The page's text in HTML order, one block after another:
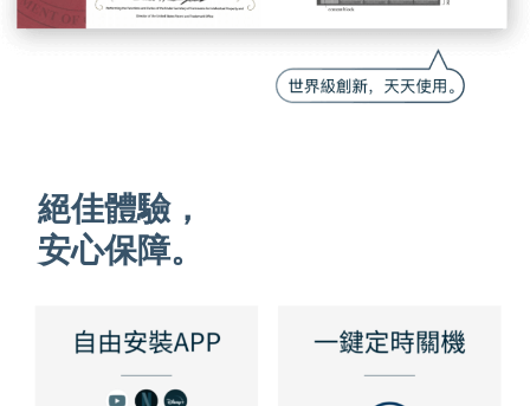
絕佳體驗，
安心保障。